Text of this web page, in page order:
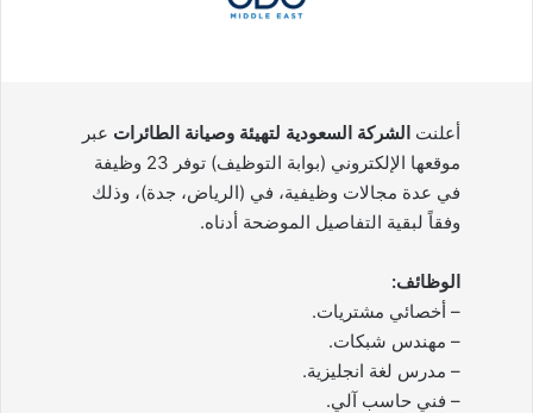
أعلنت الشركة السعودية لتهيئة وصيانة الطائرات عبر
موقعها الإلكتروني (بوابة التوظيف) توفر 23 وظيفة
في عدة مجالات وظيفية، في (الرياض، جدة)، وذلك
وفقاً لبقية التفاصيل الموضحة أدناه.
الوظائف:
– أخصائي مشتريات.
– مهندس شبكات.
– مدرس لغة انجليزية.
– فني حاسب آلي.